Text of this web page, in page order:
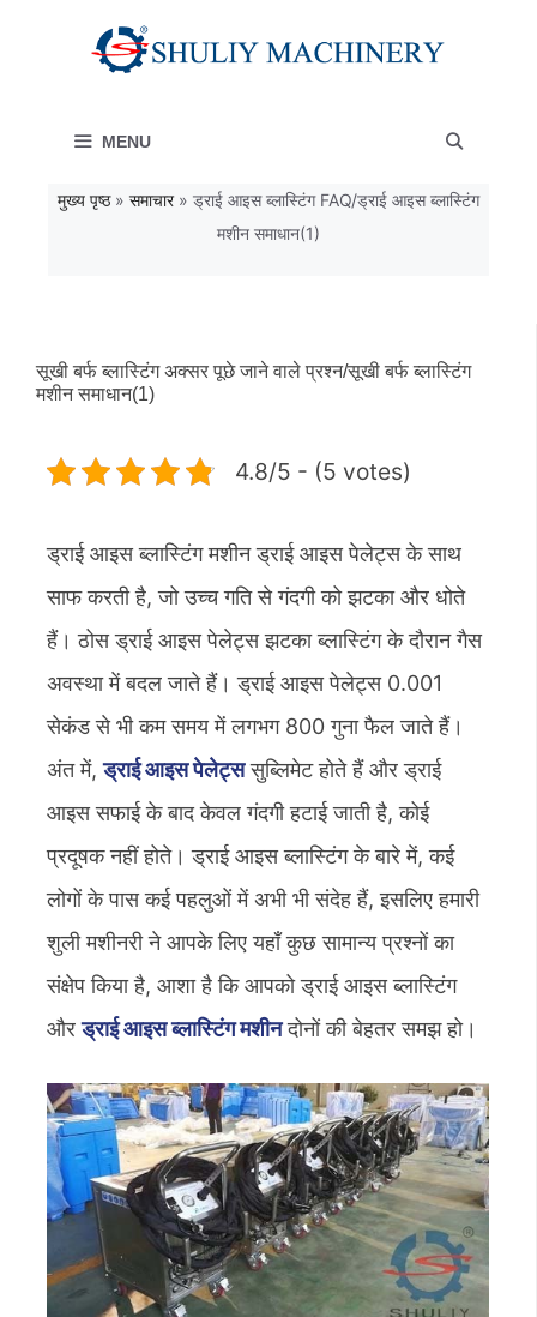
MENU
मुख्य पृष्ठ» समाचार» ड्राई आइस ब्लास्टिंग FAQ/ड्राई आइस ब्लास्टिंग
मशीन समाधान(1)
सूखी बर्फ ब्लास्टिंग अक्सर पूछे जाने वाले प्रश्न/सूखी बर्फ ब्लास्टिंग
मशीन समाधान(1)
4.8/5 - (5 votes)
ड्राई आइस ब्लास्टिंग मशीन ड्राई आइस पेलेट्स के साथ
साफ करती है, जो उच्च गति से गंदगी को झटका और धोते
हैं। ठोस ड्राई आइस पेलेट्स झटका ब्लास्टिंग के दौरान गैस
अवस्था में बदल जाते हैं। ड्राई आइस पेलेट्स 0.001
सेकंड से भी कम समय में लगभग 800 गुना फैल जाते हैं।
अंत में,ड्राई आइस पेलेट्ससुब्लिमेट होते हैं और ड्राई
आइस सफाई के बाद केवल गंदगी हटाई जाती है, कोई
प्रदूषक नहीं होते। ड्राई आइस ब्लास्टिंग के बारे में, कई
लोगों के पास कई पहलुओं में अभी भी संदेह हैं, इसलिए हमारी
शुली मशीनरी ने आपके लिए यहाँ कुछ सामान्य प्रश्नों का
संक्षेप किया है, आशा है कि आपको ड्राई आइस ब्लास्टिंग
औरड्राई आइस ब्लास्टिंग मशीनदोनों की बेहतर समझ हो।